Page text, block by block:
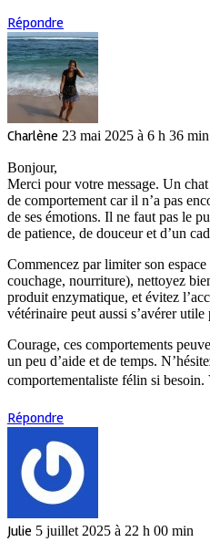
Répondre
Charlène 23 mai 2025 à 6 h 36 min
Bonjour,
Merci pour votre message. Un
de comportement car il n’a pas
de ses émotions. Il ne faut pas le
de patience, de douceur et d’un
Commencez par limiter son
couchage, nourriture), nettoyez
produit enzymatique, et évitez
vétérinaire peut aussi s’avérer
Courage, ces comportements
un peu d’aide et de temps.
comportementaliste félin si
Répondre
Julie 5 juillet 2025 à 22 h 00 min